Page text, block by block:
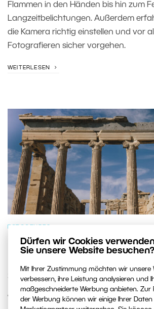
Dürfen wir Cookies
Sie unsere Website
Mit Ihrer Zustimmung möchten wir unsere
verbessern, ihre Leistung analysieren und
maßgeschneiderte Werbung anbieten. Zur
der Werbung können wir einige Ihrer
Flammen in den Händen bis hin zum
Langzeitbelichtungen. Außerdem
die Kamera richtig einstellen und vor
Fotografieren sicher vorgehen.
WEITERLESEN
Die 7 fotogensten Orte im
Sie als Erstes?
Wir haben sieben Orte ausgewählt,